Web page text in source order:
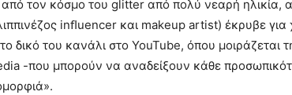
τον κόσμο του glitter από πολύ νεαρή ηλικία,
inﬂuencer και makeup artist) έκρυβε
δικό του κανάλι στο YouTube, όπου
-που μπορούν να αναδείξουν κάθε